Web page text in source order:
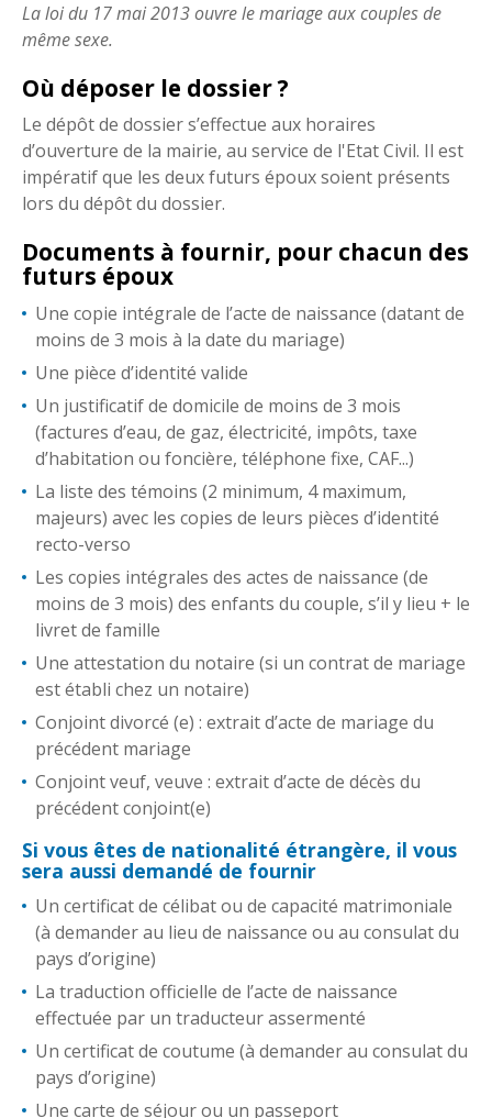
La loi du 17 mai 2013 ouvre le mariage aux couples de
même sexe.
Où déposer le dossier ?
Le dépôt de dossier s’effectue aux horaires
d’ouverture de la mairie, au service de l'Etat Civil. Il est
impératif que les deux futurs époux soient présents
lors du dépôt du dossier.
Documents à fournir, pour chacun des
futurs époux
Une copie intégrale de l’acte de naissance (datant de
moins de 3 mois à la date du mariage)
Une pièce d’identité valide
Un justificatif de domicile de moins de 3 mois
(factures d’eau, de gaz, électricité, impôts, taxe
d’habitation ou foncière, téléphone fixe, CAF...)
La liste des témoins (2 minimum, 4 maximum,
majeurs) avec les copies de leurs pièces d’identité
recto-verso
Les copies intégrales des actes de naissance (de
moins de 3 mois) des enfants du couple, s’il y lieu + le
livret de famille
Une attestation du notaire (si un contrat de mariage
est établi chez un notaire)
Conjoint divorcé (e) : extrait d’acte de mariage du
précédent mariage
Conjoint veuf, veuve : extrait d’acte de décès du
précédent conjoint(e)
Si vous êtes de nationalité étrangère, il vous
sera aussi demandé de fournir
Un certificat de célibat ou de capacité matrimoniale
(à demander au lieu de naissance ou au consulat du
pays d’origine)
La traduction officielle de l’acte de naissance
effectuée par un traducteur assermenté
Un certificat de coutume (à demander au consulat du
pays d’origine)
Une carte de séjour ou un passeport